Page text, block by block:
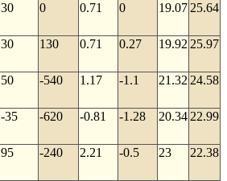
30 0 0.71 0 19.07 25.64
30 130 0.71 0.27 19.92 25.97
50 -540 1.17 -1.1 21.32 24.58
-35 -620 -0.81 -1.28 20.34 22.99
95 -240 2.21 -0.5 23 22.38